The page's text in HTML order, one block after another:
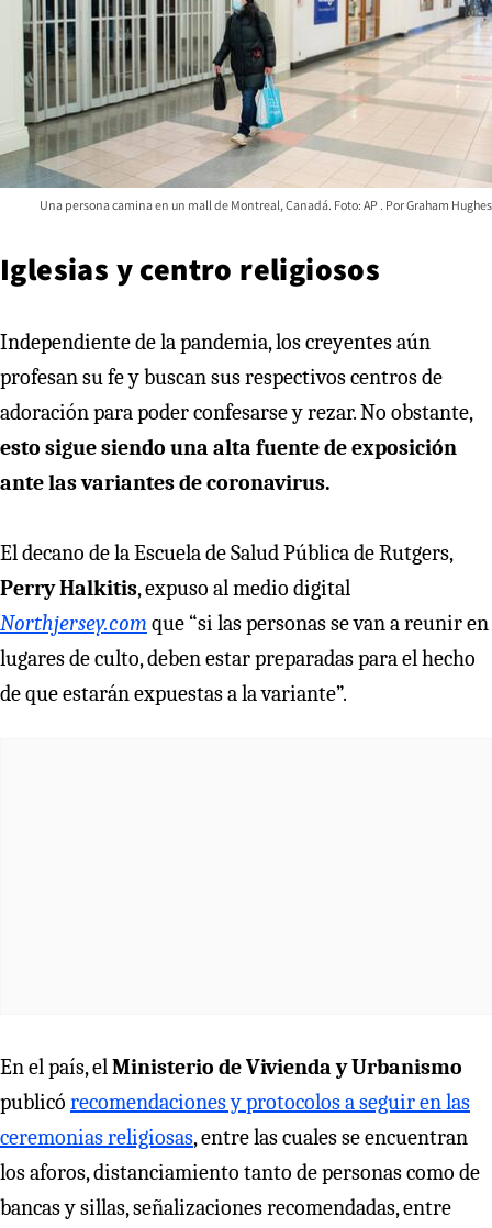
Una persona camina en un mall de Montreal, Canadá. Foto: AP Graham Hughes
Iglesias y centro religiosos
Independiente de la pandemia, los creyentes aún
profesan su fe y buscan sus respectivos centros de
adoración para poder confesarse y rezar. No obstante,
esto sigue siendo una alta fuente de exposición
ante las variantes de coronavirus.
El decano de la Escuela de Salud Pública de Rutgers,
Perry Halkitis, expuso al medio digital
Northjersey.comque “si las personas se van a reunir en
lugares de culto, deben estar preparadas para el hecho
de que estarán expuestas a la variante”.
En el país, elMinisterio de Vivienda y Urbanismo
publicó recomendaciones y protocolos a seguir en las
ceremonias religiosas, entre las cuales se encuentran
los aforos, distanciamiento tanto de personas como de
bancas y sillas, señalizaciones recomendadas, entre